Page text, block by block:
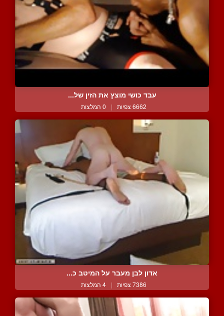
עבד כושי מוצץ את הזין של...
6662 צפיות | 0 המלצות
אדון לבן מעבר על המיטב כ...
7386 צפיות | 4 המלצות